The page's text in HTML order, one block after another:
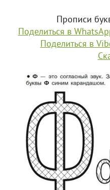
Прописи
Поделиться в
Поделиться в